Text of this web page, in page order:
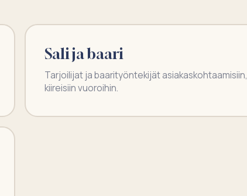
Sali ja baari
Tarjoilijat ja baarityöntekijät
kiireisiin vuoroihin.